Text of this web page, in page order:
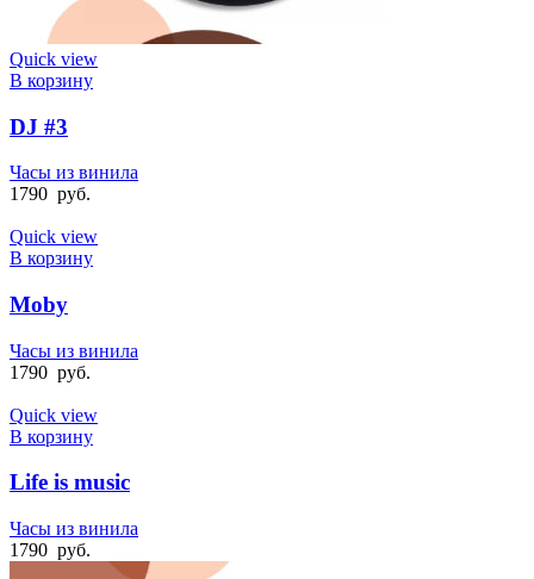
Quick view
В корзину
DJ #3
Часы из винила
1790 руб.
Quick view
В корзину
Moby
Часы из винила
1790 руб.
Quick view
В корзину
Life is music
Часы из винила
1790 руб.